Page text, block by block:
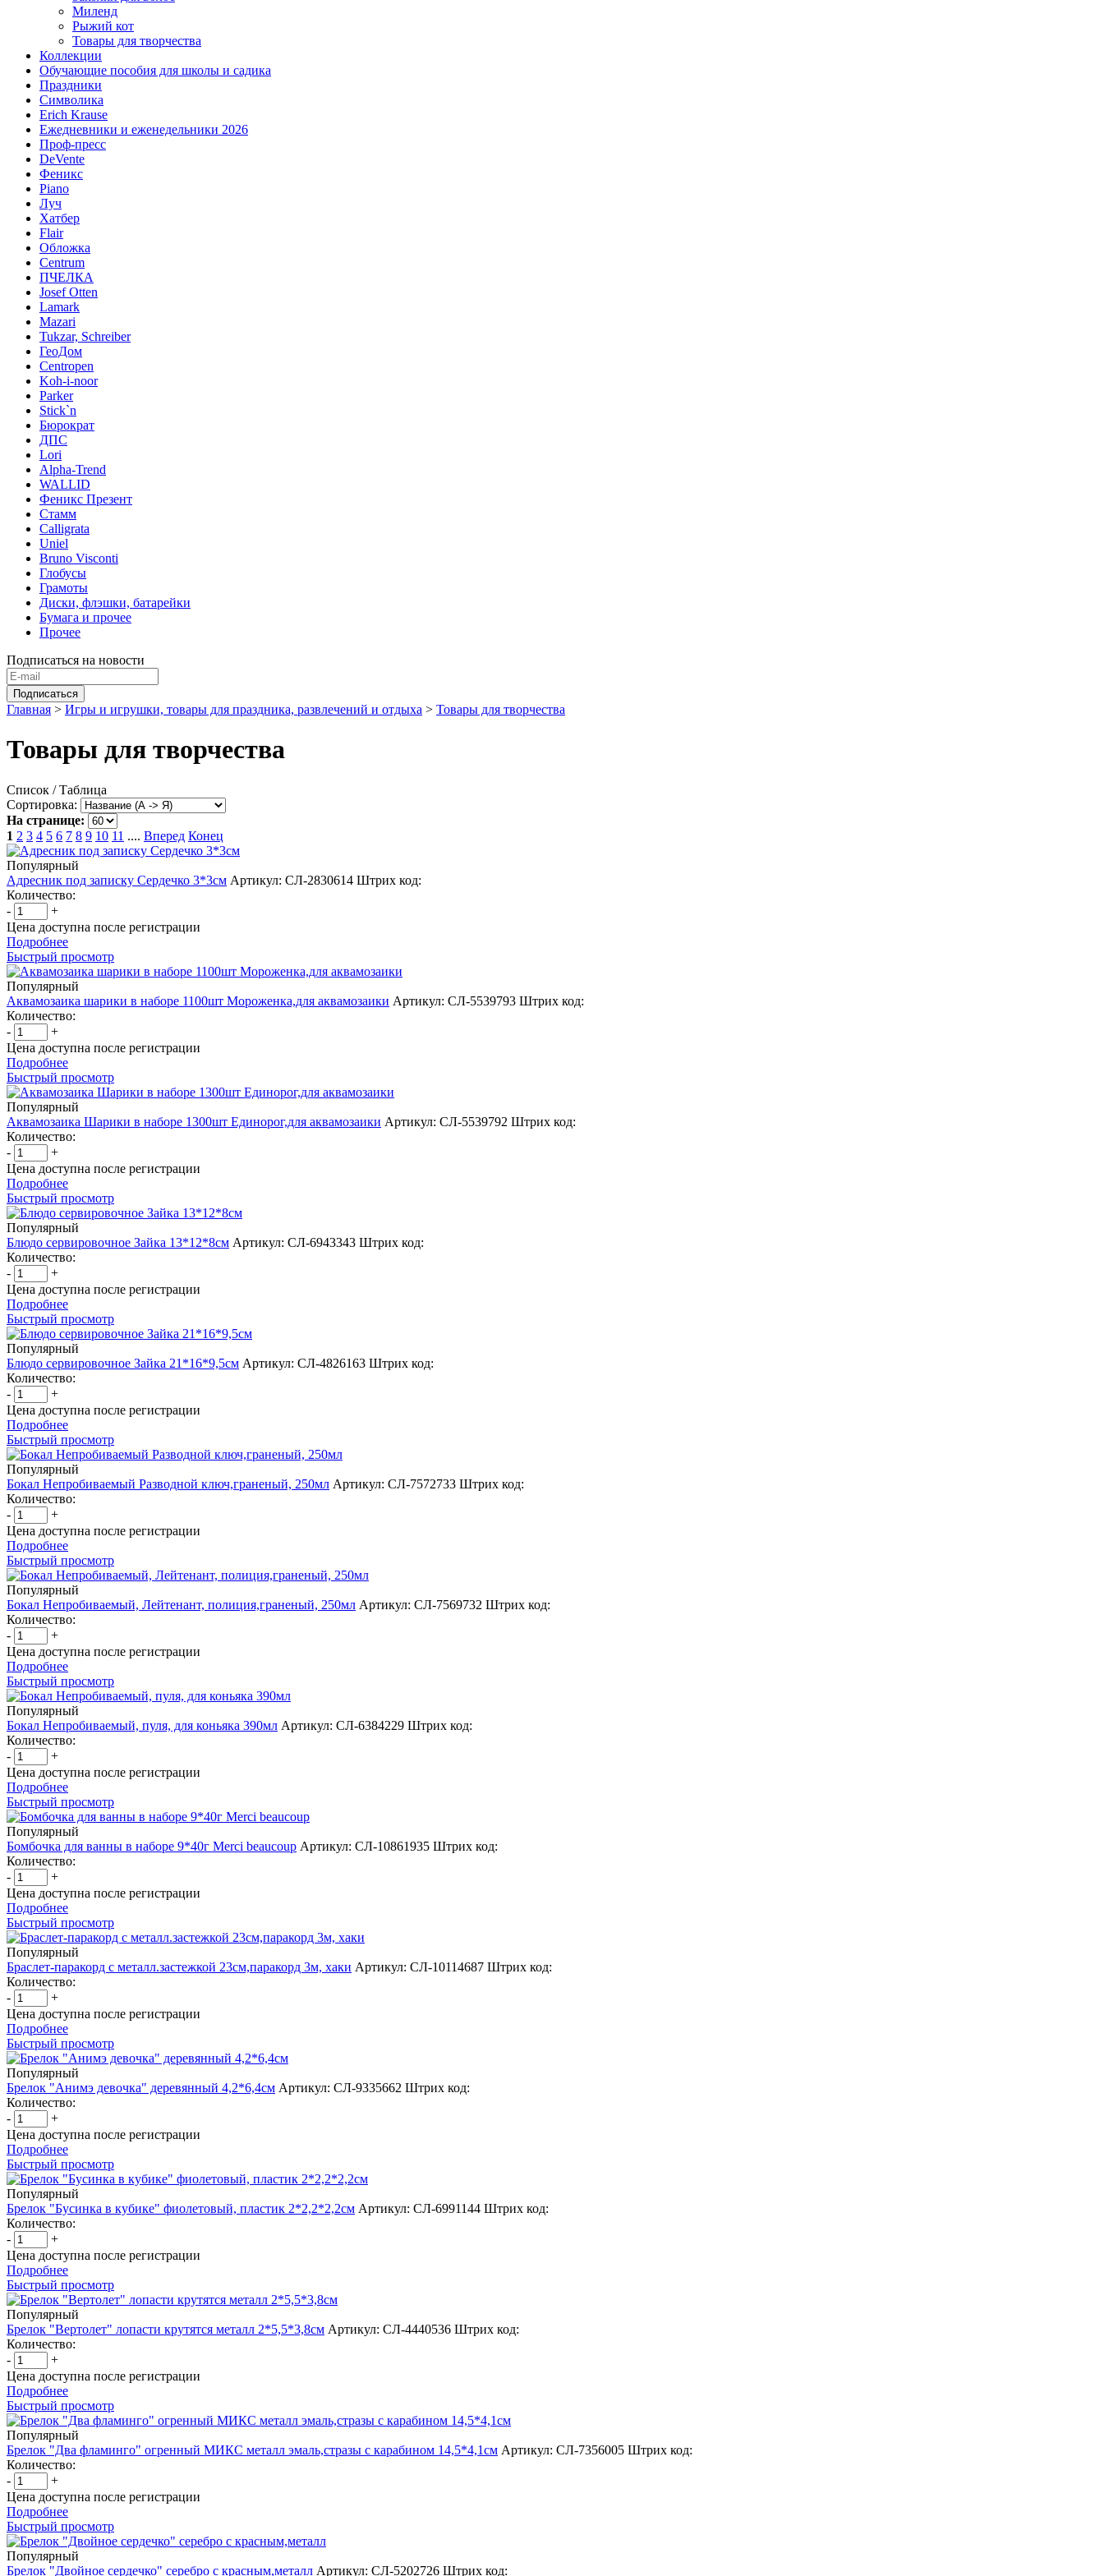
Миленд
Рыжий кот
Товары для творчества
Коллекции
Обучающие пособия для школы и садика
Праздники
Символика
Erich Krause
Ежедневники и еженедельники 2026
Проф-пресс
DeVente
Феникс
Piano
Луч
Хатбер
Flair
Обложка
Centrum
ПЧЕЛКА
Josef Otten
Lamark
Mazari
Tukzar, Schreiber
ГеоДом
Centropen
Koh-i-noor
Parker
Stick`n
Бюрократ
ДПС
Lori
Alpha-Trend
WALLID
Феникс Презент
Стамм
Calligrata
Uniel
Bruno Visconti
Глобусы
Грамоты
Диски, флэшки, батарейки
Бумага и прочее
Прочее
Подписаться на новости
Главная > Игры и игрушки, товары для праздника, развлечений и отдыха > Товары для творчества
Товары для творчества
Список / Таблица
Сортировка:
На странице:
1 2 3 4 5 6 7 8 9 10 11 .... Вперед Конец
Популярный
Адресник под записку Сердечко 3*3см Артикул: СЛ-2830614 Штрих код:
Количество:
-
+
Цена доступна после регистрации
Подробнее
Быстрый просмотр
Популярный
Аквамозаика шарики в наборе 1100шт Мороженка,для аквамозаики Артикул: СЛ-5539793 Штрих код:
Количество:
-
+
Цена доступна после регистрации
Подробнее
Быстрый просмотр
Популярный
Аквамозаика Шарики в наборе 1300шт Единорог,для аквамозаики Артикул: СЛ-5539792 Штрих код:
Количество:
-
+
Цена доступна после регистрации
Подробнее
Быстрый просмотр
Популярный
Блюдо сервировочное Зайка 13*12*8см Артикул: СЛ-6943343 Штрих код:
Количество:
-
+
Цена доступна после регистрации
Подробнее
Быстрый просмотр
Популярный
Блюдо сервировочное Зайка 21*16*9,5см Артикул: СЛ-4826163 Штрих код:
Количество:
-
+
Цена доступна после регистрации
Подробнее
Быстрый просмотр
Популярный
Бокал Непробиваемый Разводной ключ,граненый, 250мл Артикул: СЛ-7572733 Штрих код:
Количество:
-
+
Цена доступна после регистрации
Подробнее
Быстрый просмотр
Популярный
Бокал Непробиваемый, Лейтенант, полиция,граненый, 250мл Артикул: СЛ-7569732 Штрих код:
Количество:
-
+
Цена доступна после регистрации
Подробнее
Быстрый просмотр
Популярный
Бокал Непробиваемый, пуля, для коньяка 390мл Артикул: СЛ-6384229 Штрих код:
Количество:
-
+
Цена доступна после регистрации
Подробнее
Быстрый просмотр
Популярный
Бомбочка для ванны в наборе 9*40г Merci beaucoup Артикул: СЛ-10861935 Штрих код:
Количество:
-
+
Цена доступна после регистрации
Подробнее
Быстрый просмотр
Популярный
Браслет-паракорд с металл.застежкой 23см,паракорд 3м, хаки Артикул: СЛ-10114687 Штрих код:
Количество:
-
+
Цена доступна после регистрации
Подробнее
Быстрый просмотр
Популярный
Брелок "Анимэ девочка" деревянный 4,2*6,4см Артикул: СЛ-9335662 Штрих код:
Количество:
-
+
Цена доступна после регистрации
Подробнее
Быстрый просмотр
Популярный
Брелок "Бусинка в кубике" фиолетовый, пластик 2*2,2*2,2см Артикул: СЛ-6991144 Штрих код:
Количество:
-
+
Цена доступна после регистрации
Подробнее
Быстрый просмотр
Популярный
Брелок "Вертолет" лопасти крутятся металл 2*5,5*3,8см Артикул: СЛ-4440536 Штрих код:
Количество:
-
+
Цена доступна после регистрации
Подробнее
Быстрый просмотр
Популярный
Брелок "Два фламинго" огренный МИКС металл эмаль,стразы с карабином 14,5*4,1см Артикул: СЛ-7356005 Штрих код:
Количество:
-
+
Цена доступна после регистрации
Подробнее
Быстрый просмотр
Популярный
Брелок "Двойное сердечко" серебро с красным,металл Артикул: СЛ-5202726 Штрих код: